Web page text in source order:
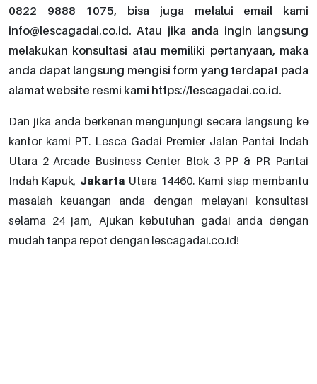
0822 9888 1075, bisa juga melalui email kami
info@lescagadai.co.id. Atau jika anda ingin langsung
melakukan konsultasi atau memiliki pertanyaan, maka
anda dapat langsung mengisi form yang terdapat pada
alamat website resmi kami https://lescagadai.co.id.
Dan jika anda berkenan mengunjungi secara langsung ke
kantor kami PT. Lesca Gadai Premier Jalan Pantai Indah
Utara 2 Arcade Business Center Blok 3 PP & PR Pantai
Indah Kapuk, Jakarta Utara 14460. Kami siap membantu
masalah keuangan anda dengan melayani konsultasi
selama 24 jam, Ajukan kebutuhan gadai anda dengan
mudah tanpa repot dengan lescagadai.co.id!